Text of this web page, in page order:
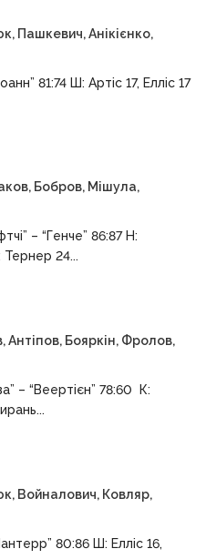
Пашкевич, Анікієнко,
81:74 Ш: Артіс 17, Елліс 17
Бобров, Мішула,
– “Генче” 86:87 Н:
24...
Антіпов, Бояркін, Фролов,
– “Веертієн” 78:60 К:
Войналович, Ковляр,
80:86 Ш: Елліс 16,